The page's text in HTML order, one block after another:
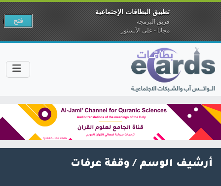
أرشيف الوسم / وقفة عرفات
تطبيق البطاقات الإجتماعية
فريق البرمجة
مجانا - على الآبستور
فتح